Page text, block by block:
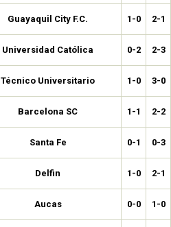
Guayaquil City F.C. 1-0 2-1
Universidad Católica 0-2 2-3
Técnico Universitario 1-0 3-0
Barcelona SC 1-1 2-2
Santa Fe 0-1 0-3
Delfin 1-0 2-1
Aucas 0-0 1-0